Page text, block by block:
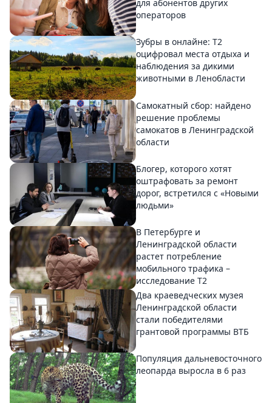
для абонентов других
операторов
Зубры в онлайне: Т2
оцифровал места отдыха и
наблюдения за дикими
животными в Ленобласти
Самокатный сбор: найдено
решение проблемы
самокатов в Ленинградской
области
Блогер, которого хотят
оштрафовать за ремонт
дорог, встретился с «Новыми
людьми»
В Петербурге и
Ленинградской области
растет потребление
мобильного трафика –
исследование T2
Два краеведческих музея
Ленинградской области
стали победителями
грантовой программы ВТБ
Популяция дальневосточного
леопарда выросла в 6 раз